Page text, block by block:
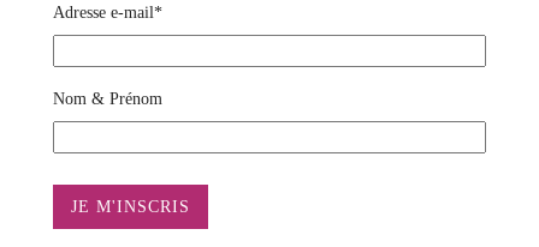
Adresse e-mail*
Nom & Prénom